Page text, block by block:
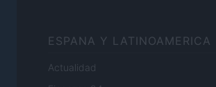
ESPANA Y LATINOAMERICA
Actualidad